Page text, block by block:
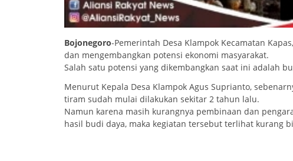
Bojonegoro-Pemerintah Desa Klampok Kecamatan
dan mengembangkan potensi ekonomi masyarakat.
Salah satu potensi yang dikembangkan saat ini adalah
Menurut Kepala Desa Klampok Agus Suprianto,
tiram sudah mulai dilakukan sekitar 2 tahun lalu.
Namun karena masih kurangnya pembinaan dan
hasil budi daya, maka kegiatan tersebut terlihat kurang